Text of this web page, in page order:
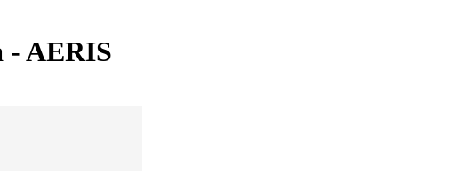
- AERIS